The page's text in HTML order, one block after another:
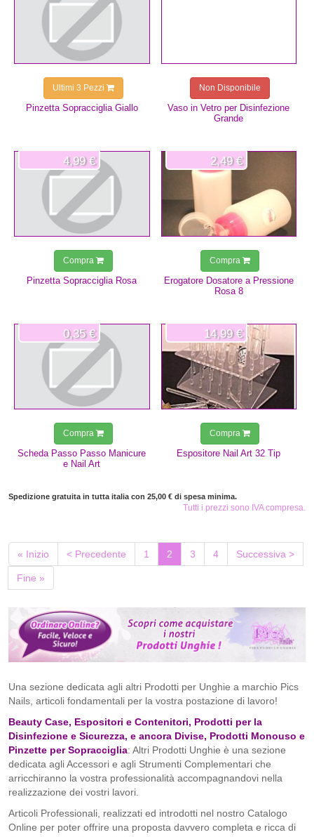
Pinzetta Sopracciglia Giallo
Ultimi 3 Pezzi
Vaso in Vetro per Disinfezione
Grande
Non Disponibile
Pinzetta Sopracciglia Rosa
4,99 €
Compra
Erogatore Dosatore a Pressione
Rosa 8
2,49 €
Compra
Scheda Passo Passo Manicure
e Nail Art
0,35 €
Compra
Espositore Nail Art 32 Tip
14,99 €
Compra
Spedizione gratuita in tutta italia con 25,00 € di spesa minima.
Tutti i prezzi sono IVA compresa.
« Inizio < Precedente 1 2 (current)
3 4 Successiva >
Fine »
Una sezione dedicata agli altri Prodotti per Unghie a marchio Pics
Nails, articoli fondamentali per la vostra postazione di lavoro!
Beauty Case, Espositori e Contenitori, Prodotti per la
Disinfezione e Sicurezza, e ancora Divise, Prodotti Monouso e
Pinzette per Sopracciglia: Altri Prodotti Unghie è una sezione
dedicata agli Accessori e agli Strumenti Complementari che
arricchiranno la vostra professionalità accompagnandovi nella
realizzazione dei vostri lavori.
Articoli Professionali, realizzati ed introdotti nel nostro Catalogo
Online per poter offrire una proposta davvero completa e ricca di